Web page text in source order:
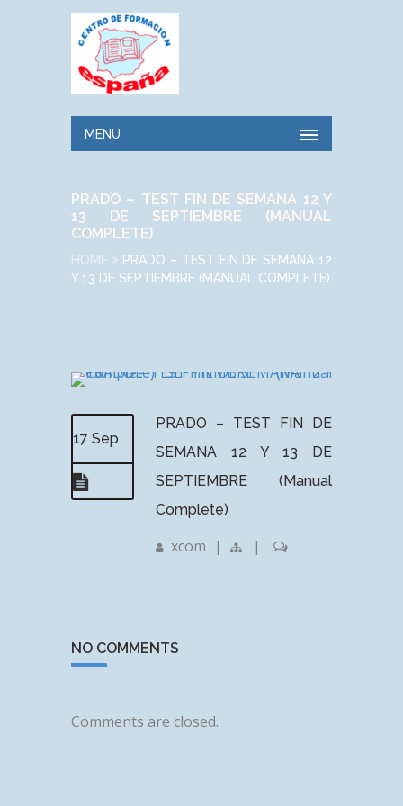
MENU
PRADO – TEST FIN DE SEMANA 12 Y
13 DE SEPTIEMBRE (MANUAL
COMPLETE)
HOME
PRADO – TEST FIN DE SEMANA 12
Y 13 DE SEPTIEMBRE (MANUAL COMPLETE)
17 Sep
PRADO – TEST FIN DE
SEMANA 12 Y 13 DE
SEPTIEMBRE (Manual
Complete)
xcom | |
NO COMMENTS
Comments are closed.